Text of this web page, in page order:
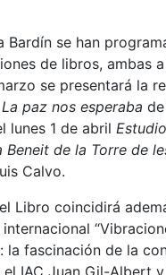
Bardín se han
de libros, ambas
se presentará la
La paz nos esperaba
lunes 1 de abril
Beneit de la Torre de
Calvo.
Libro coincidirá
la fascinación de la
IAC Juan Gil-Albert